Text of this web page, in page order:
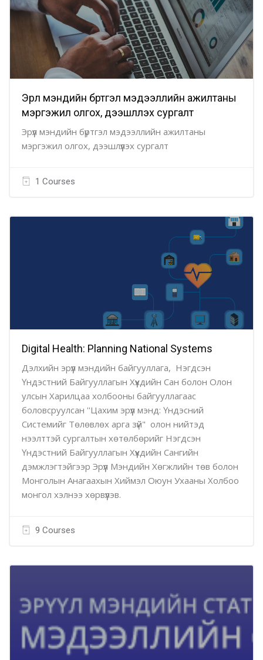
Эрүүл мэндийн бүртгэл мэдээллийн ажилтаны
мэргэжил олгох, дээшлүүлэх сургалт
Эрүүл мэндийн бүртгэл мэдээллийн ажилтаны
мэргэжил олгох, дээшлүүлэх сургалт
1 Courses
Digital Health: Planning National Systems
Дэлхийн эрүүл мэндийн байгууллага, Нэгдсэн
Үндэстний Байгууллагын Хүүхдийн Сан болон Олон
улсын Харилцаа холбооны байгууллагаас
боловсруулсан ''Цахим эрүүл мэнд: Үндэсний
Системийг Төлөвлөх арга зүй" олон нийтэд
нээлттэй сургалтын хөтөлбөрийг Нэгдсэн
Үндэстний Байгууллагын Хүүхдийн Сангийн
дэмжлэгтэйгээр Эрүүл Мэндийн Хөгжлийн төв болон
Монголын Анагаахын Хиймэл Оюун Ухааны Холбоо
монгол хэлнээ хөрвүүлэв.
9 Courses